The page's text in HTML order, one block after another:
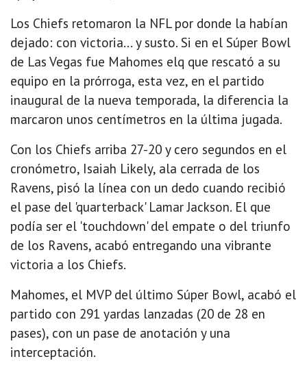
Los Chiefs retomaron la NFL por donde la habían
dejado: con victoria... y susto. Si en el Súper Bowl
de Las Vegas fue Mahomes elq que rescató a su
equipo en la prórroga, esta vez, en el partido
inaugural de la nueva temporada, la diferencia la
marcaron unos centímetros en la última jugada.
Con los Chiefs arriba 27-20 y cero segundos en el
cronómetro, Isaiah Likely, ala cerrada de los
Ravens, pisó la línea con un dedo cuando recibió
el pase del 'quarterback' Lamar Jackson. El que
podía ser el 'touchdown' del empate o del triunfo
de los Ravens, acabó entregando una vibrante
victoria a los Chiefs.
Mahomes, el MVP del último Súper Bowl, acabó el
partido con 291 yardas lanzadas (20 de 28 en
pases), con un pase de anotación y una
interceptación.